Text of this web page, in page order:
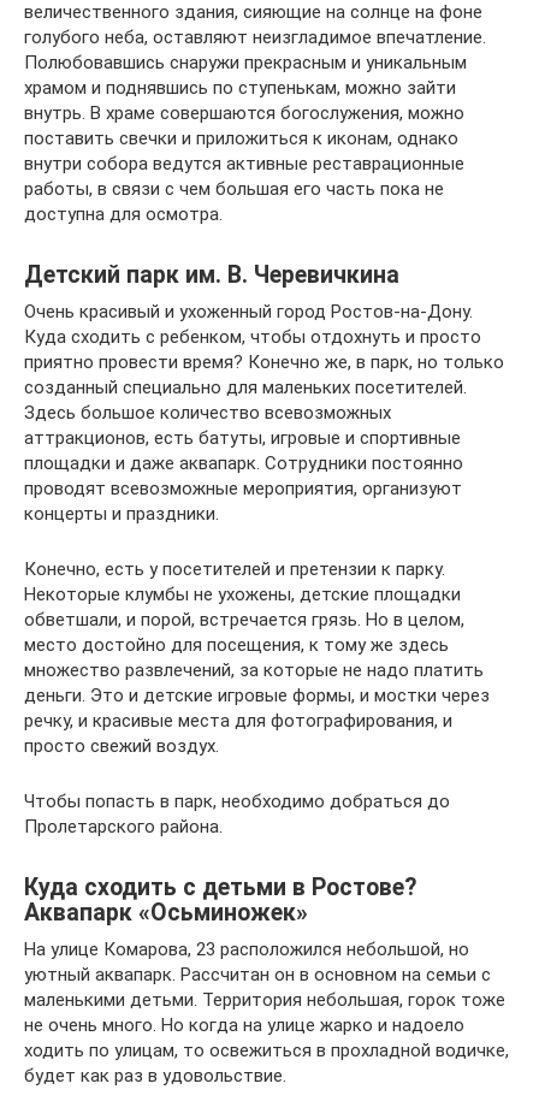
величественного здания, сияющие на солнце на фоне
голубого неба, оставляют неизгладимое впечатление.
Полюбовавшись снаружи прекрасным и уникальным
храмом и поднявшись по ступенькам, можно зайти
внутрь. В храме совершаются богослужения, можно
поставить свечки и приложиться к иконам, однако
внутри собора ведутся активные реставрационные
работы, в связи с чем большая его часть пока не
доступна для осмотра.
Детский парк им. В. Черевичкина
Очень красивый и ухоженный город Ростов-на-Дону.
Куда сходить с ребенком, чтобы отдохнуть и просто
приятно провести время? Конечно же, в парк, но только
созданный специально для маленьких посетителей.
Здесь большое количество всевозможных
аттракционов, есть батуты, игровые и спортивные
площадки и даже аквапарк. Сотрудники постоянно
проводят всевозможные мероприятия, организуют
концерты и праздники.
Конечно, есть у посетителей и претензии к парку.
Некоторые клумбы не ухожены, детские площадки
обветшали, и порой, встречается грязь. Но в целом,
место достойно для посещения, к тому же здесь
множество развлечений, за которые не надо платить
деньги. Это и детские игровые формы, и мостки через
речку, и красивые места для фотографирования, и
просто свежий воздух.
Чтобы попасть в парк, необходимо добраться до
Пролетарского района.
Куда сходить с детьми в Ростове?
Аквапарк «Осьминожек»
На улице Комарова, 23 расположился небольшой, но
уютный аквапарк. Рассчитан он в основном на семьи с
маленькими детьми. Территория небольшая, горок тоже
не очень много. Но когда на улице жарко и надоело
ходить по улицам, то освежиться в прохладной водичке,
будет как раз в удовольствие.